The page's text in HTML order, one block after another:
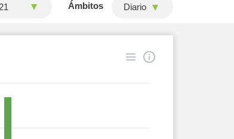
Ámbitos Diario